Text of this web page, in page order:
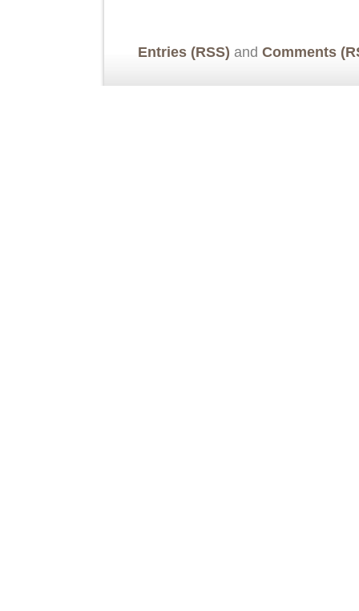
Entries (RSS) and Comments